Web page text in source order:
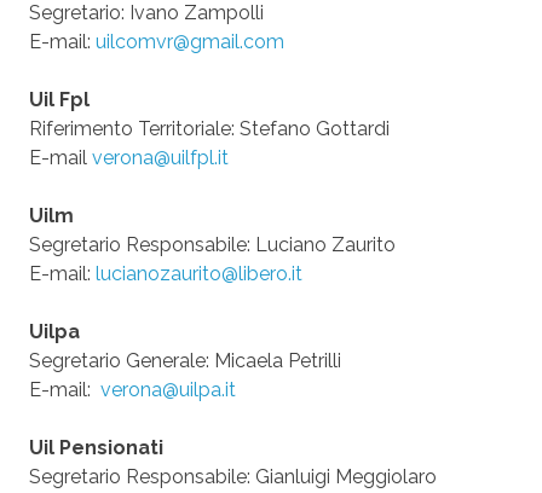
Segretario: Ivano Zampolli
E-mail: uilcomvr@gmail.com
Uil Fpl
Riferimento Territoriale: Stefano Gottardi
E-mail verona@uilfpl.it
Uilm
Segretario Responsabile: Luciano Zaurito
E-mail: lucianozaurito@libero.it
Uilpa
Segretario Generale: Micaela Petrilli
E-mail: verona@uilpa.it
Uil Pensionati
Segretario Responsabile: Gianluigi Meggiolaro